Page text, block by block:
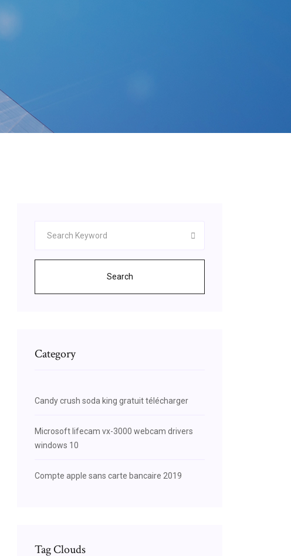
Search
Category
Candy crush soda king gratuit télécharger
Microsoft lifecam vx-3000 webcam drivers
windows 10
Compte apple sans carte bancaire 2019
Tag Clouds